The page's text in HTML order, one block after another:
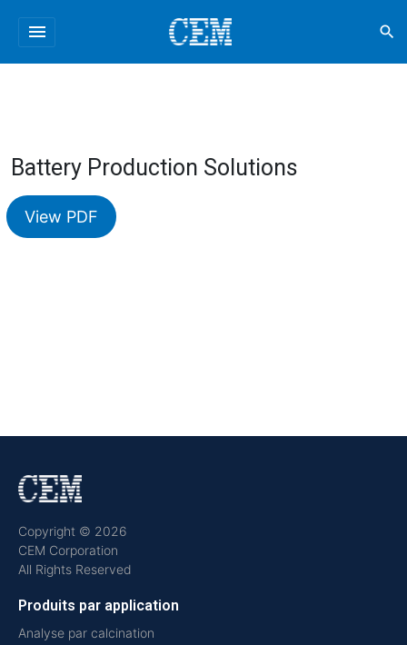
menu search
Battery Production Solutions
View PDF
Copyright © 2026
CEM Corporation
All Rights Reserved
Produits par application
Analyse par calcination